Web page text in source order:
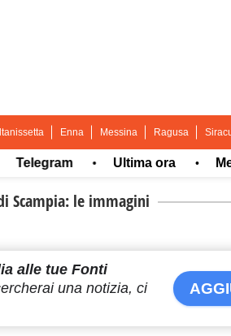
Enna Messina Ragusa
• Ultima ora • Meteo
Scampia: le immagini
alle tue Fonti
una notizia, ci